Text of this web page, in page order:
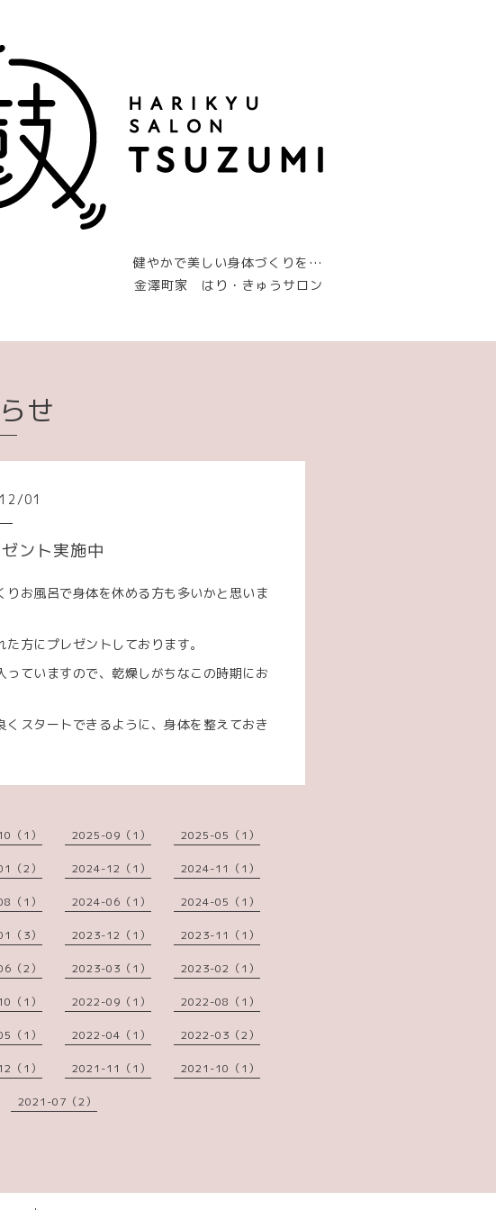
健やかで美しい身体づくりを…
金澤町家 はり・きゅうサロン
せ
12 /01
ント実施中
お風呂で身体を休める方も多いかと思いま
方にプレゼントしております。
ていますので、乾燥しがちなこの時期にお
スタートできるように、身体を整えておき
（1） 2025-09（1） 2025-05（1）
（2） 2024-12（1） 2024-11（1）
（1） 2024-06（1） 2024-05（1）
（3） 2023-12（1） 2023-11（1）
（2） 2023-03（1） 2023-02（1）
（1） 2022-09（1） 2022-08（1）
（1） 2022-04（1） 2022-03（2）
（1） 2021-11（1） 2021-10（1）
2021-07（2）